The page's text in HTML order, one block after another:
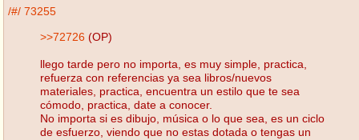
/#/ 73255
>>72726 (OP)
llego tarde pero no importa, es muy simple, practica,
refuerza con referencias ya sea libros/nuevos
materiales, practica, encuentra un estilo que te sea
cómodo, practica, date a conocer.
No importa si es dibujo, música o lo que sea, es un ciclo
de esfuerzo, viendo que no estas dotada o tengas un